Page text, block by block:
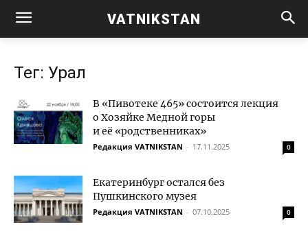
VATNIKSTAN
Тег: Урал
В «Пивотеке 465» состоится лекция
о Хозяйке Медной горы
и её «родственниках»
Редакция VATNIKSTAN - 17.11.2025 0
Екатеринбург остался без
Пушкинского музея
Редакция VATNIKSTAN - 07.10.2025 0